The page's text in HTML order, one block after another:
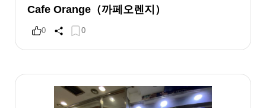
Cafe Orange（까페오렌지）
0 0